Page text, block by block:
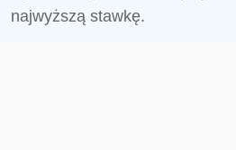
najwyższą stawkę.